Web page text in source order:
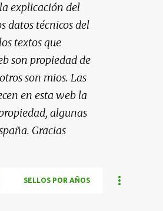
explicación del
datos técnicos del
textos que
son propiedad de
son mios. Las
en esta web la
algunas
Gracias
SELLOS POR AÑOS